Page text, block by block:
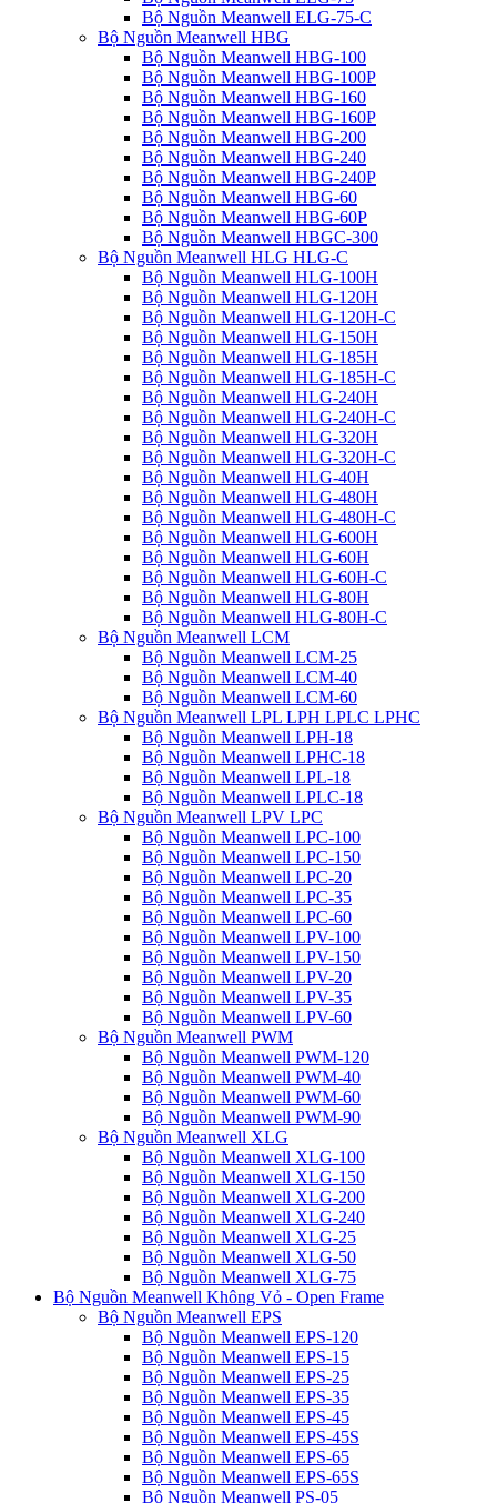
Bộ Nguồn Meanwell ELG-75-C
Bộ Nguồn Meanwell HBG
Bộ Nguồn Meanwell HBG-100
Bộ Nguồn Meanwell HBG-100P
Bộ Nguồn Meanwell HBG-160
Bộ Nguồn Meanwell HBG-160P
Bộ Nguồn Meanwell HBG-200
Bộ Nguồn Meanwell HBG-240
Bộ Nguồn Meanwell HBG-240P
Bộ Nguồn Meanwell HBG-60
Bộ Nguồn Meanwell HBG-60P
Bộ Nguồn Meanwell HBGC-300
Bộ Nguồn Meanwell HLG HLG-C
Bộ Nguồn Meanwell HLG-100H
Bộ Nguồn Meanwell HLG-120H
Bộ Nguồn Meanwell HLG-120H-C
Bộ Nguồn Meanwell HLG-150H
Bộ Nguồn Meanwell HLG-185H
Bộ Nguồn Meanwell HLG-185H-C
Bộ Nguồn Meanwell HLG-240H
Bộ Nguồn Meanwell HLG-240H-C
Bộ Nguồn Meanwell HLG-320H
Bộ Nguồn Meanwell HLG-320H-C
Bộ Nguồn Meanwell HLG-40H
Bộ Nguồn Meanwell HLG-480H
Bộ Nguồn Meanwell HLG-480H-C
Bộ Nguồn Meanwell HLG-600H
Bộ Nguồn Meanwell HLG-60H
Bộ Nguồn Meanwell HLG-60H-C
Bộ Nguồn Meanwell HLG-80H
Bộ Nguồn Meanwell HLG-80H-C
Bộ Nguồn Meanwell LCM
Bộ Nguồn Meanwell LCM-25
Bộ Nguồn Meanwell LCM-40
Bộ Nguồn Meanwell LCM-60
Bộ Nguồn Meanwell LPL LPH LPLC LPHC
Bộ Nguồn Meanwell LPH-18
Bộ Nguồn Meanwell LPHC-18
Bộ Nguồn Meanwell LPL-18
Bộ Nguồn Meanwell LPLC-18
Bộ Nguồn Meanwell LPV LPC
Bộ Nguồn Meanwell LPC-100
Bộ Nguồn Meanwell LPC-150
Bộ Nguồn Meanwell LPC-20
Bộ Nguồn Meanwell LPC-35
Bộ Nguồn Meanwell LPC-60
Bộ Nguồn Meanwell LPV-100
Bộ Nguồn Meanwell LPV-150
Bộ Nguồn Meanwell LPV-20
Bộ Nguồn Meanwell LPV-35
Bộ Nguồn Meanwell LPV-60
Bộ Nguồn Meanwell PWM
Bộ Nguồn Meanwell PWM-120
Bộ Nguồn Meanwell PWM-40
Bộ Nguồn Meanwell PWM-60
Bộ Nguồn Meanwell PWM-90
Bộ Nguồn Meanwell XLG
Bộ Nguồn Meanwell XLG-100
Bộ Nguồn Meanwell XLG-150
Bộ Nguồn Meanwell XLG-200
Bộ Nguồn Meanwell XLG-240
Bộ Nguồn Meanwell XLG-25
Bộ Nguồn Meanwell XLG-50
Bộ Nguồn Meanwell XLG-75
Bộ Nguồn Meanwell Không Vỏ - Open Frame
Bộ Nguồn Meanwell EPS
Bộ Nguồn Meanwell EPS-120
Bộ Nguồn Meanwell EPS-15
Bộ Nguồn Meanwell EPS-25
Bộ Nguồn Meanwell EPS-35
Bộ Nguồn Meanwell EPS-45
Bộ Nguồn Meanwell EPS-45S
Bộ Nguồn Meanwell EPS-65
Bộ Nguồn Meanwell EPS-65S
Bộ Nguồn Meanwell PS-05